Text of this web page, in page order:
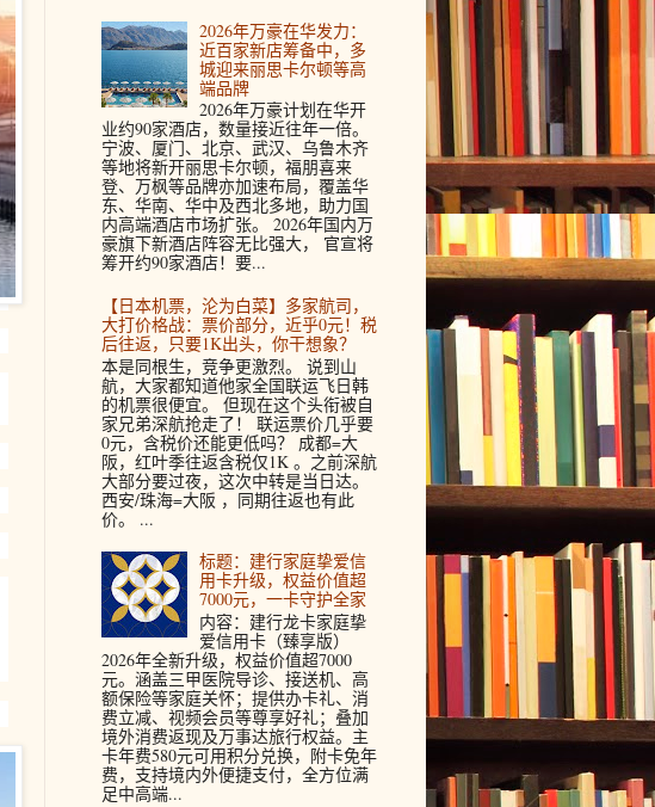
2026年万豪在华发力：
近百家新店筹备中，多
城迎来丽思卡尔顿等高
端品牌
2026年万豪计划在华开
业约90家酒店，数量接近往年一倍。
宁波、厦门、北京、武汉、乌鲁木齐
等地将新开丽思卡尔顿，福朋喜来
登、万枫等品牌亦加速布局，覆盖华
东、华南、华中及西北多地，助力国
内高端酒店市场扩张。 2026年国内万
豪旗下新酒店阵容无比强大， 官宣将
筹开约90家酒店！要...
【日本机票，沦为白菜】多家航司，
大打价格战：票价部分，近乎0元！税
后往返，只要1K出头，你干想象？
本是同根生，竞争更激烈。 说到山
航，大家都知道他家全国联运飞日韩
的机票很便宜。 但现在这个头衔被自
家兄弟深航抢走了！ 联运票价几乎要
0元，含税价还能更低吗？ 成都=大
阪，红叶季往返含税仅1K 。之前深航
大部分要过夜，这次中转是当日达。
西安/珠海=大阪 ，同期往返也有此
价。 ...
标题：建行家庭挚爱信
用卡升级，权益价值超
7000元，一卡守护全家
内容：建行龙卡家庭挚
爱信用卡（臻享版）
2026年全新升级，权益价值超7000
元。涵盖三甲医院导诊、接送机、高
额保险等家庭关怀；提供办卡礼、消
费立减、视频会员等尊享好礼；叠加
境外消费返现及万事达旅行权益。主
卡年费580元可用积分兑换，附卡免年
费，支持境内外便捷支付，全方位满
足中高端...